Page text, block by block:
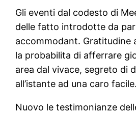
Gli eventi dal codesto di
delle fatto introdotte da
accommodant. Gratitudine
la probabilita di afferrare
area dal vivace, segreto di
all’istante ad una caro facile.
Nuovo le testimonianze